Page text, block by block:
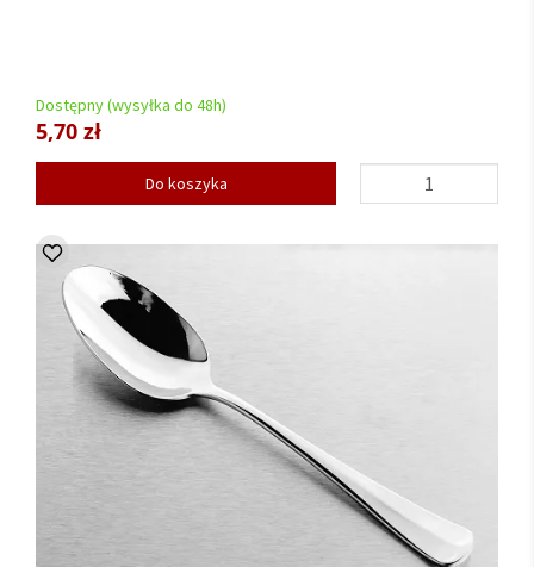
Dostępny (wysyłka do 48h)
5,70 zł
Do koszyka